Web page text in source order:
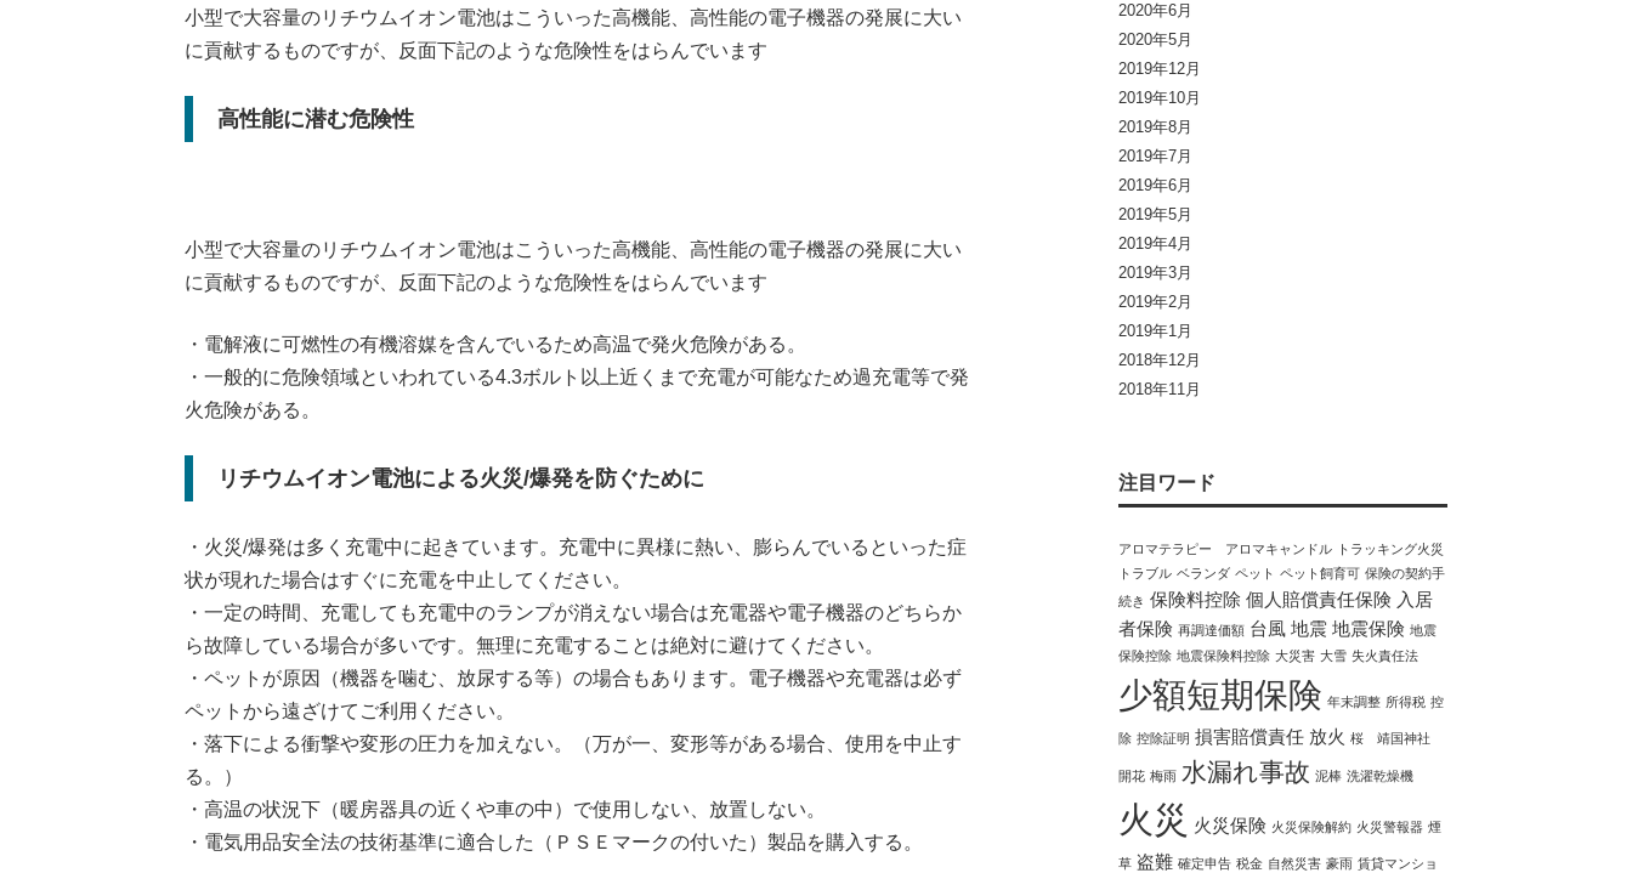
小型で大容量のリチウムイオン電池はこういった高機能、高性能の電子機器の発展に大い
に貢献するものですが、反面下記のような危険性をはらんでいます
高性能に潜む危険性
小型で大容量のリチウムイオン電池はこういった高機能、高性能の電子機器の発展に大い
に貢献するものですが、反面下記のような危険性をはらんでいます
・電解液に可燃性の有機溶媒を含んでいるため高温で発火危険がある。
・一般的に危険領域といわれている4.3ボルト以上近くまで充電が可能なため過充電等で発
火危険がある。
リチウムイオン電池による火災/爆発を防ぐために
・火災/爆発は多く充電中に起きています。充電中に異様に熱い、膨らんでいるといった症
状が現れた場合はすぐに充電を中止してください。
・一定の時間、充電しても充電中のランプが消えない場合は充電器や電子機器のどちらか
ら故障している場合が多いです。無理に充電することは絶対に避けてください。
・ペットが原因（機器を噛む、放尿する等）の場合もあります。電子機器や充電器は必ず
ペットから遠ざけてご利用ください。
・落下による衝撃や変形の圧力を加えない。（万が一、変形等がある場合、使用を中止す
る。）
・高温の状況下（暖房器具の近くや車の中）で使用しない、放置しない。
・電気用品安全法の技術基準に適合した（ＰＳＥマークの付いた）製品を購入する。
2020年6月
2020年5月
2019年12月
2019年10月
2019年8月
2019年7月
2019年6月
2019年5月
2019年4月
2019年3月
2019年2月
2019年1月
2018年12月
2018年11月
注目ワード
アロマテラピー アロマキャンドル
トラッキング火災
トラブル ベランダ ペット ペット飼育可 保険の契約手
続き 保険料控除 個人賠償責任保険 入居
者保険 再調達価額 台風 地震 地震保険 地震
保険控除 地震保険料控除 大災害 大雪 失火責任法
少額短期保険 年末調整 所得税 控
除 控除証明 損害賠償責任 放火 桜 靖国神社
開花 梅雨 水漏れ事故 泥棒 洗濯乾燥機
火災 火災保険 火災保険解約 火災警報器 煙
草 盗難 確定申告 税金 自然災害 豪雨 賃貸マンショ